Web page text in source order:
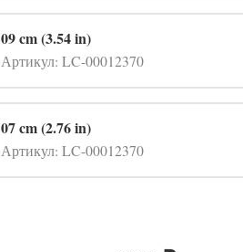
09 cm (3.54 in)
Артикул: LC-00012370
07 cm (2.76 in)
Артикул: LC-00012370